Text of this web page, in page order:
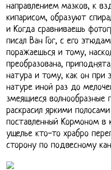
направлением мазков, к
кипарисом, образуют
и Когда сравниваешь
писал Ван Гог, с его
поражаешься и тому,
преобразована,
натура и тому, как он при
натуре иной раз до
змеящиеся волнообразные
раскрасил яркими
поставленный Кормоном в
ущелье кто-то храбро
сторону по подвесному